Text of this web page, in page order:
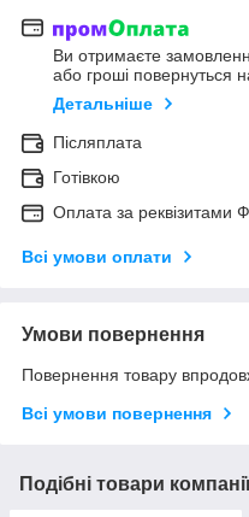
Ви отримаєте
або гроші повернуться
Детальніше
Післяплата
Готівкою
Оплата за реквізитами
Всі умови оплати
Умови повернення
Повернення товару
Всі умови повернення
Подібні товари